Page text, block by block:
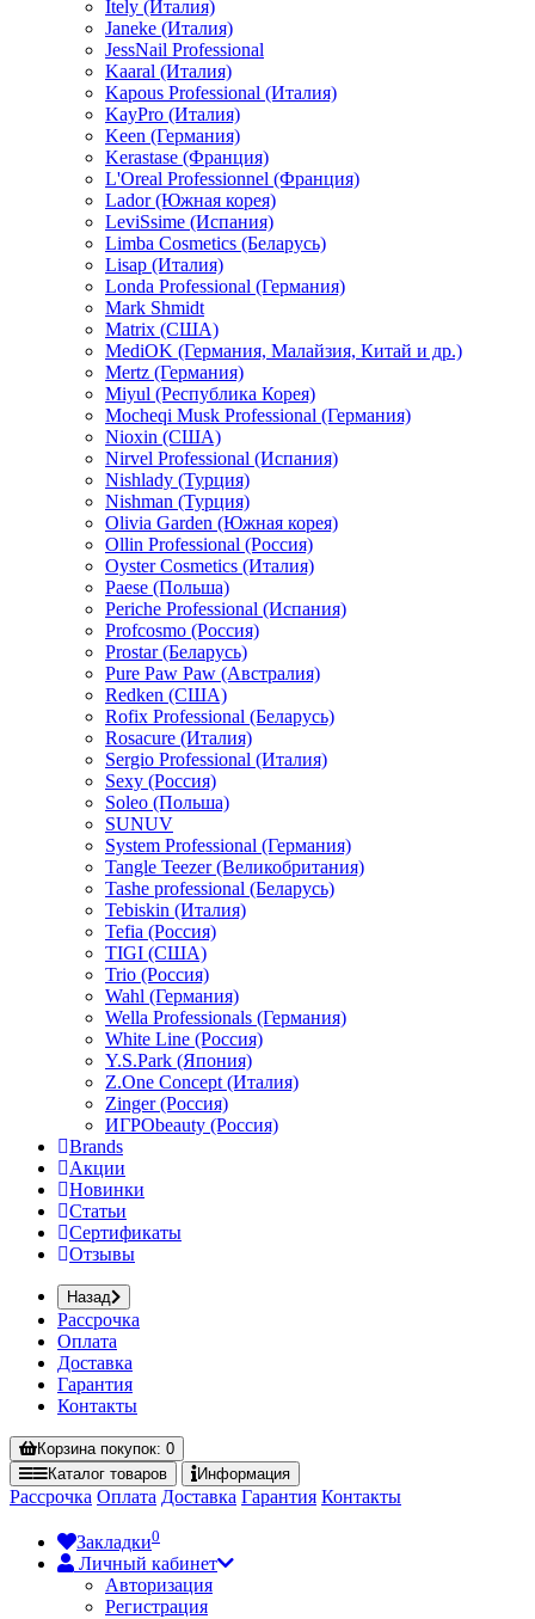
Itely (Италия)
Janeke (Италия)
JessNail Professional
Kaaral (Италия)
Kapous Professional (Италия)
KayPro (Италия)
Keen (Германия)
Kerastase (Франция)
L'Oreal Professionnel (Франция)
Lador (Южная корея)
LeviSsime (Испания)
Limba Cosmetics (Беларусь)
Lisap (Италия)
Londa Professional (Германия)
Mark Shmidt
Matrix (США)
MediOK (Германия, Малайзия, Китай и др.)
Mertz (Германия)
Miyul (Республика Корея)
Mocheqi Musk Professional (Германия)
Nioxin (США)
Nirvel Professional (Испания)
Nishlady (Турция)
Nishman (Турция)
Olivia Garden (Южная корея)
Ollin Professional (Россия)
Oyster Cosmetics (Италия)
Paese (Польша)
Periche Professional (Испания)
Profcosmo (Россия)
Prostar (Беларусь)
Pure Paw Paw (Австралия)
Redken (США)
Rofix Professional (Беларусь)
Rosacure (Италия)
Sergio Professional (Италия)
Sexy (Россия)
Soleo (Польша)
SUNUV
System Professional (Германия)
Tangle Teezer (Великобритания)
Tashe professional (Беларусь)
Tebiskin (Италия)
Tefia (Россия)
TIGI (США)
Trio (Россия)
Wahl (Германия)
Wella Professionals (Германия)
White Line (Россия)
Y.S.Park (Япония)
Z.One Concept (Италия)
Zinger (Россия)
ИГРОbeauty (Россия)
Brands
Акции
Новинки
Статьи
Сертификаты
Отзывы
Назад
Рассрочка
Оплата
Доставка
Гарантия
Контакты
Корзинапокупок: 0
Каталог товаров Информация
Рассрочка Оплата Доставка Гарантия Контакты
Закладки0
Личный кабинет
Авторизация
Регистрация